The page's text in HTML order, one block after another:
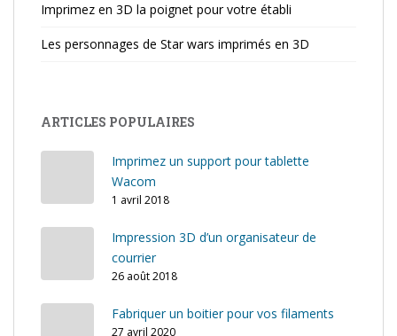
Imprimez en 3D la poignet pour votre établi
Les personnages de Star wars imprimés en 3D
ARTICLES POPULAIRES
Imprimez un support pour tablette
Wacom
1 avril 2018
Impression 3D d’un organisateur de
courrier
26 août 2018
Fabriquer un boitier pour vos filaments
27 avril 2020